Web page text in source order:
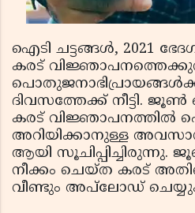
ഐടി ചട്ടങ്ങൾ, 2021
കരട്
ദിവസത്തേക്ക് നീട്ടി. ജൂൺ
കരട് വിജ്ഞാപനത്തിൽ
അറിയിക്കാനുള്ള
ആയി സൂചിപ്പിച്ചിരുന്നു.
നീക്കം ചെയ്ത കരട്
വീണ്ടും അപ്‌ലോഡ്